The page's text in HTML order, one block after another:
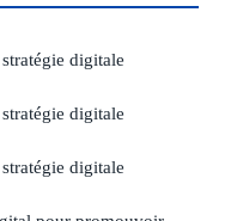
digitale
digitale
digitale